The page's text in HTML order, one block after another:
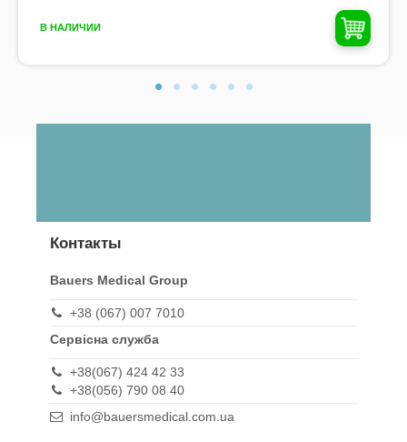
В НАЛИЧИИ
Контакты
Bauers Medical Group
+38 (067) 007 7010
Сервісна служба
+38(067) 424 42 33
+38(056) 790 08 40
info@bauersmedical.com.ua